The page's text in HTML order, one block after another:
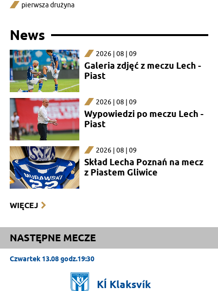
pierwsza drużyna
News
2026 | 08 | 09
Galeria zdjęć z meczu Lech -
Piast
2026 | 08 | 09
Wypowiedzi po meczu Lech -
Piast
2026 | 08 | 09
Skład Lecha Poznań na mecz
z Piastem Gliwice
WIĘCEJ
NASTĘPNE MECZE
Czwartek 13.08 godz.19:30
KÍ Klaksvík